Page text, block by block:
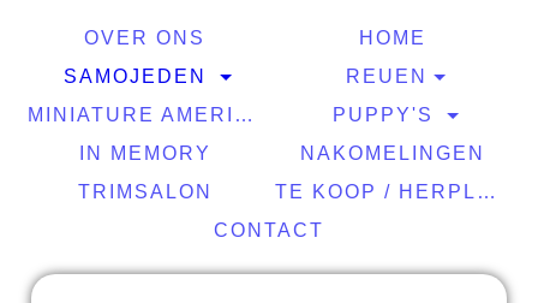
OVER ONS
HOME
SAMOJEDEN
REUEN
MINIATURE AMERICAN SHEPERD
PUPPY'S
IN MEMORY
NAKOMELINGEN
TRIMSALON
TE KOOP / HERPLAATSING
CONTACT